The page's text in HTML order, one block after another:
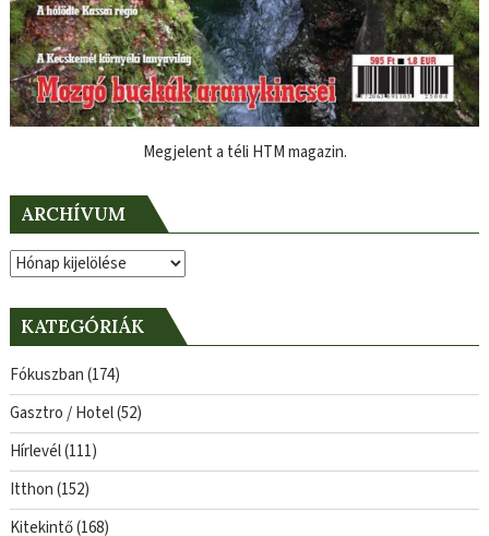
Megjelent a téli HTM magazin.
ARCHÍVUM
Archívum
KATEGÓRIÁK
Fókuszban(174)
Gasztro / Hotel(52)
Hírlevél(111)
Itthon(152)
Kitekintő(168)